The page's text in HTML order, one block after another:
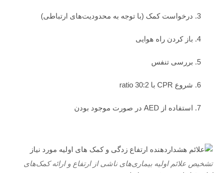
درخواست کمک (با توجه به محدودیت‌های ارتباطی)
باز کردن راه هوایی
بررسی تنفس
شروع CPR با ratio 30:2
استفاده از AED در صورت موجود بودن
تشخیص علائم اولیه بیماری‌های ناشی از ارتفاع و ارائه کمک‌های